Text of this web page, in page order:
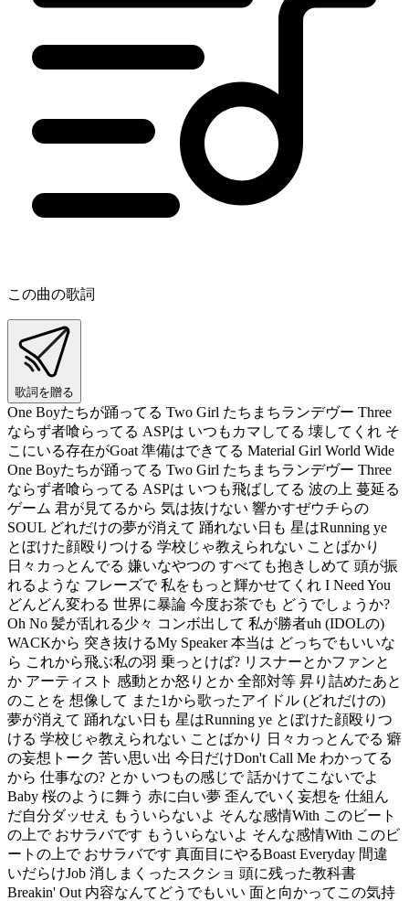
この曲の歌詞
歌詞を贈る
One Boyたちが踊ってる Two Girl たちまちランデヴー Three
ならず者喰らってる ASPは いつもカマしてる 壊してくれ そ
こにいる存在がGoat 準備はできてる Material Girl World Wide
One Boyたちが踊ってる Two Girl たちまちランデヴー Three
ならず者喰らってる ASPは いつも飛ばしてる 波の上 蔓延る
ゲーム 君が見てるから 気は抜けない 響かすぜウチらの
SOUL どれだけの夢が消えて 踊れない日も 星はRunning ye
とぼけた顔殴りつける 学校じゃ教えられない ことばかり
日々カっとんでる 嫌いなやつの すべても抱きしめて 頭が振
れるような フレーズで 私をもっと輝かせてくれ I Need You
どんどん変わる 世界に暴論 今度お茶でも どうでしょうか?
Oh No 髪が乱れる少々 コンボ出して 私が勝者uh (IDOLの)
WACKから 突き抜けるMy Speaker 本当は どっちでもいいな
ら これから飛ぶ私の羽 乗っとけば? リスナーとかファンと
か アーティスト 感動とか怒りとか 全部対等 昇り詰めたあと
のことを 想像して また1から歌ったアイドル (どれだけの)
夢が消えて 踊れない日も 星はRunning ye とぼけた顔殴りつ
ける 学校じゃ教えられない ことばかり 日々カっとんでる 癖
の妄想トーク 苦い思い出 今日だけDon't Call Me わかってる
から 仕事なの? とか いつもの感じで 話かけてこないでよ
Baby 桜のように舞う 赤に白い夢 歪んでいく妄想を 仕組ん
だ自分ダッせえ もういらないよ そんな感情With このビート
の上で おサラバです もういらないよ そんな感情With このビ
ートの上で おサラバです 真面目にやるBoast Everyday 間違
いだらけJob 消しまくったスクショ 頭に残った教科書
Breakin' Out 内容なんてどうでもいい 面と向かってこの気持